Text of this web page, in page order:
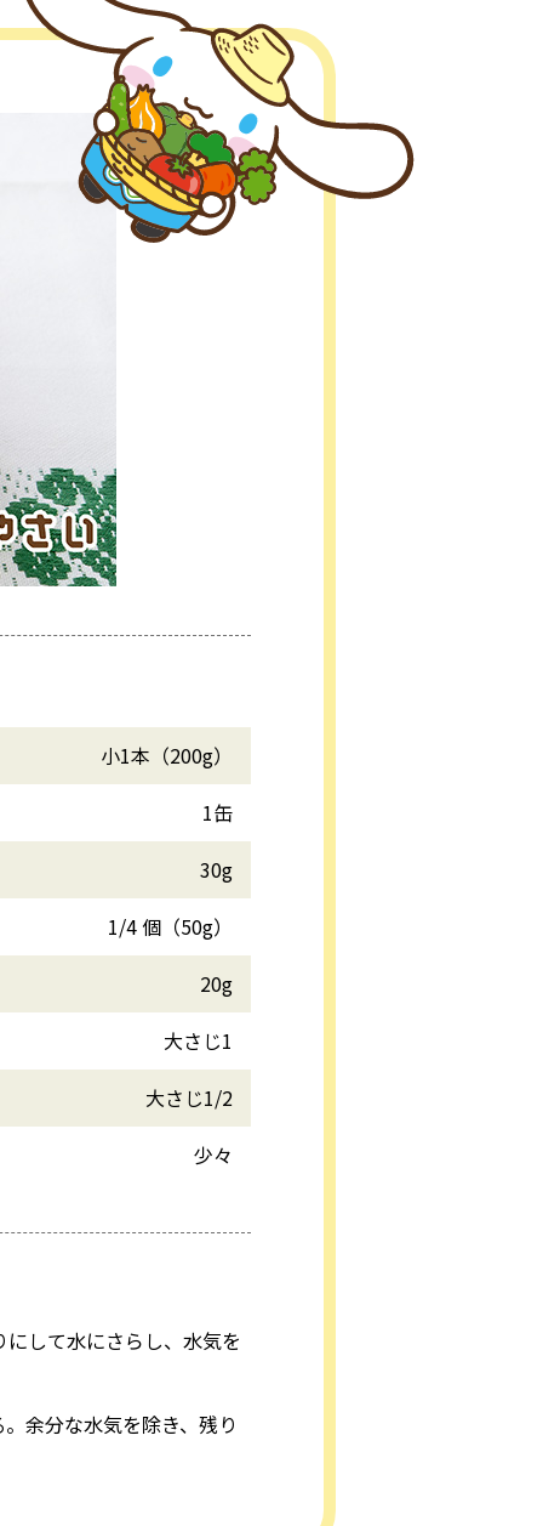
小1本（200g）
1缶
30g
1/4 個（50g）
20g
大さじ1
大さじ1/2
少々
して水にさらし、水気を
余分な水気を除き、残り